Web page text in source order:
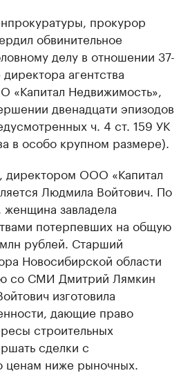
прокурор
обвинительное
делу в отношении 37-
агентства
Недвижимость»,
двенадцати эпизодов
ч. 4 ст. 159 УК
в особо крупном размере).
ООО «Капитал
Людмила Войтович. По
завладела
потерпевших на общую
рублей. Старший
Новосибирской области
со СМИ Дмитрий Лямкин
изготовила
дающие право
строительных
сделки с
ценам ниже рыночных.